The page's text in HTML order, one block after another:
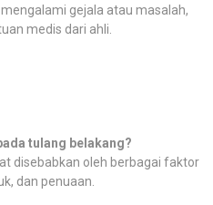
gejala atau masalah,
medis dari ahli.
tulang belakang?
disebabkan oleh berbagai faktor
dan penuaan.